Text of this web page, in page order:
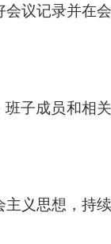
会议记录并在
子成员和相
义思想，持